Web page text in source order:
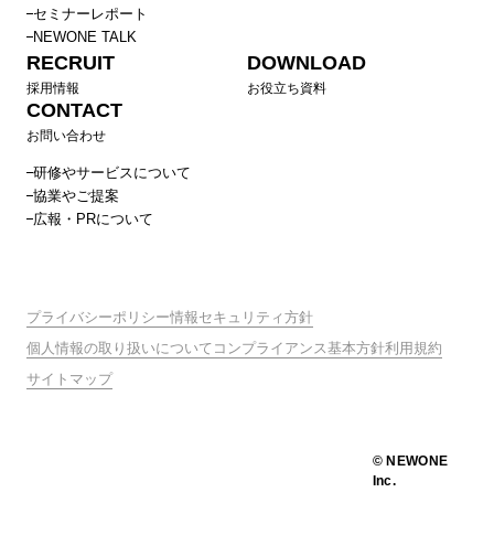
セミナーレポート
NEWONE TALK
RECRUIT
採用情報
DOWNLOAD
お役立ち資料
CONTACT
お問い合わせ
研修やサービスについて
協業やご提案
広報・PRについて
プライバシーポリシー情報セキュリティ方針
個人情報の取り扱いについて コンプライアンス基本方針利用規約
サイトマップ
© NEWONE
Inc.